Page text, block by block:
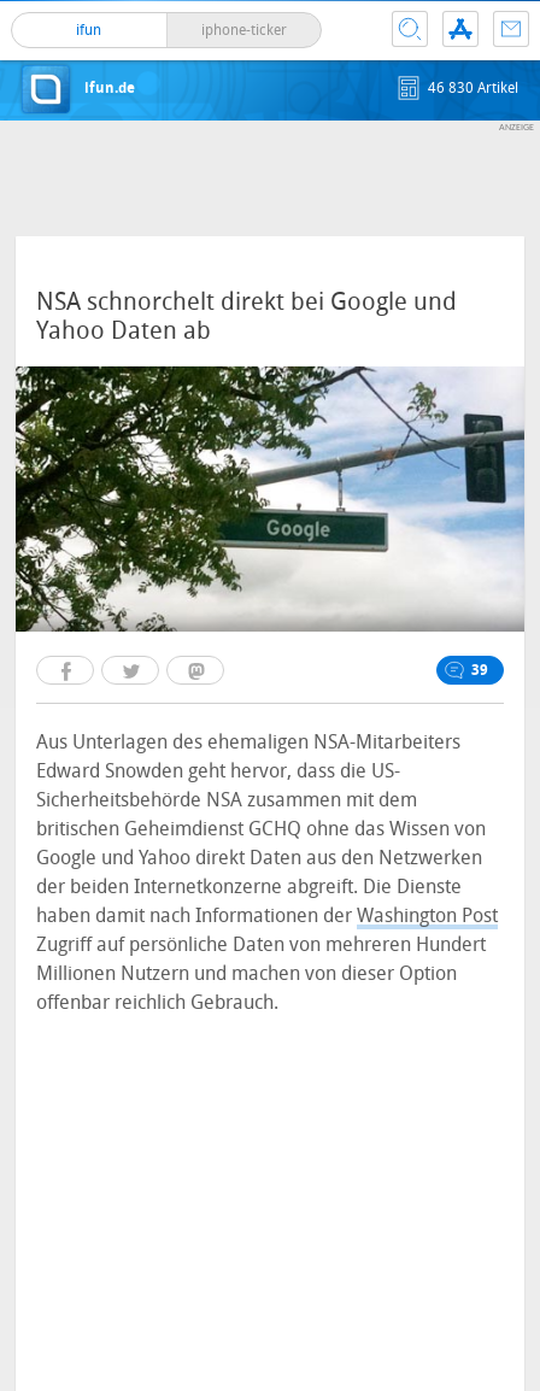
ifun iphone-ticker
ifun.de 46 830 Artikel
NSA schnorchelt direkt bei Google und
Yahoo Daten ab
39
Aus Unterlagen des ehemaligen NSA-Mitarbeiters
Edward Snowden geht hervor, dass die US-
Sicherheitsbehörde NSA zusammen mit dem
britischen Geheimdienst GCHQ ohne das Wissen von
Google und Yahoo direkt Daten aus den Netzwerken
der beiden Internetkonzerne abgreift. Die Dienste
haben damit nach Informationen derWashington Post
Zugriff auf persönliche Daten von mehreren Hundert
Millionen Nutzern und machen von dieser Option
offenbar reichlich Gebrauch.